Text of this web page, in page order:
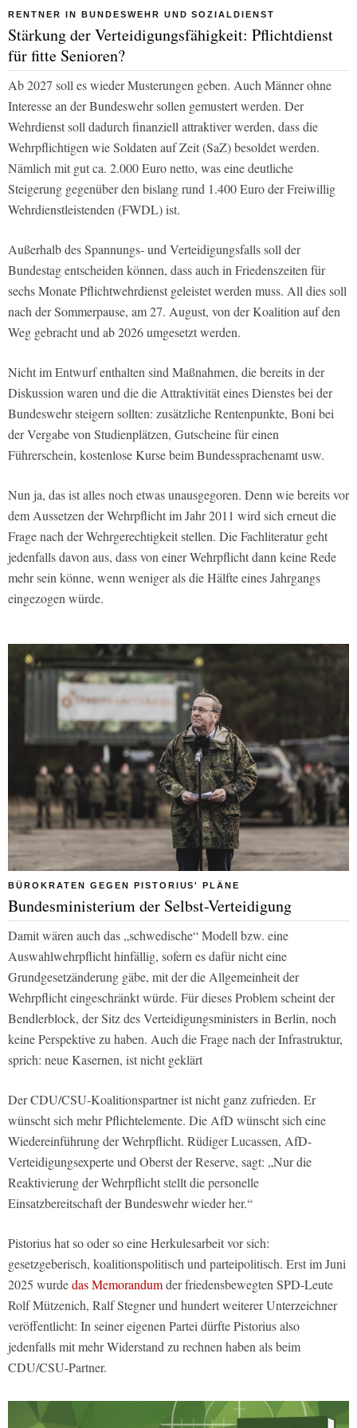
RENTNER IN BUNDESWEHR UND SOZIALDIENST
Stärkung der Verteidigungsfähigkeit: Pflichtdienst
für fitte Senioren?
Ab 2027 soll es wieder Musterungen geben. Auch Männer ohne
Interesse an der Bundeswehr sollen gemustert werden. Der
Wehrdienst soll dadurch finanziell attraktiver werden, dass die
Wehrpflichtigen wie Soldaten auf Zeit (SaZ) besoldet werden.
Nämlich mit gut ca. 2.000 Euro netto, was eine deutliche
Steigerung gegenüber den bislang rund 1.400 Euro der Freiwillig
Wehrdienstleistenden (FWDL) ist.
Außerhalb des Spannungs- und Verteidigungsfalls soll der
Bundestag entscheiden können, dass auch in Friedenszeiten für
sechs Monate Pflichtwehrdienst geleistet werden muss. All dies soll
nach der Sommerpause, am 27. August, von der Koalition auf den
Weg gebracht und ab 2026 umgesetzt werden.
Nicht im Entwurf enthalten sind Maßnahmen, die bereits in der
Diskussion waren und die die Attraktivität eines Dienstes bei der
Bundeswehr steigern sollten: zusätzliche Rentenpunkte, Boni bei
der Vergabe von Studienplätzen, Gutscheine für einen
Führerschein, kostenlose Kurse beim Bundessprachenamt usw.
Nun ja, das ist alles noch etwas unausgegoren. Denn wie bereits vor
dem Aussetzen der Wehrpflicht im Jahr 2011 wird sich erneut die
Frage nach der Wehrgerechtigkeit stellen. Die Fachliteratur geht
jedenfalls davon aus, dass von einer Wehrpflicht dann keine Rede
mehr sein könne, wenn weniger als die Hälfte eines Jahrgangs
eingezogen würde.
BÜROKRATEN GEGEN PISTORIUS' PLÄNE
Bundesministerium der Selbst-Verteidigung
Damit wären auch das „schwedische“ Modell bzw. eine
Auswahlwehrpflicht hinfällig, sofern es dafür nicht eine
Grundgesetzänderung gäbe, mit der die Allgemeinheit der
Wehrpflicht eingeschränkt würde. Für dieses Problem scheint der
Bendlerblock, der Sitz des Verteidigungsministers in Berlin, noch
keine Perspektive zu haben. Auch die Frage nach der Infrastruktur,
sprich: neue Kasernen, ist nicht geklärt
Der CDU/CSU-Koalitionspartner ist nicht ganz zufrieden. Er
wünscht sich mehr Pflichtelemente. Die AfD wünscht sich eine
Wiedereinführung der Wehrpflicht. Rüdiger Lucassen, AfD-
Verteidigungsexperte und Oberst der Reserve, sagt: „Nur die
Reaktivierung der Wehrpflicht stellt die personelle
Einsatzbereitschaft der Bundeswehr wieder her.“
Pistorius hat so oder so eine Herkulesarbeit vor sich:
gesetzgeberisch, koalitionspolitisch und parteipolitisch. Erst im Juni
2025 wurdedas Memorandumder friedensbewegten SPD-Leute
Rolf Mützenich, Ralf Stegner und hundert weiterer Unterzeichner
veröffentlicht: In seiner eigenen Partei dürfte Pistorius also
jedenfalls mit mehr Widerstand zu rechnen haben als beim
CDU/CSU-Partner.